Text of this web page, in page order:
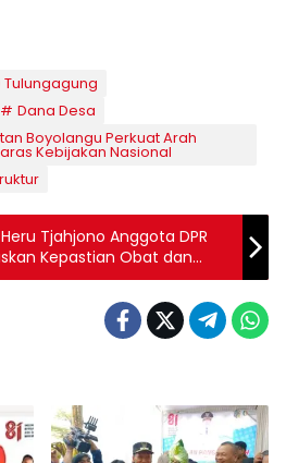
Tulungagung
Dana Desa
Boyolangu Perkuat Arah
Kebijakan Nasional
Tjahjono Anggota DPR
Kepastian Obat dan
Tulungagung